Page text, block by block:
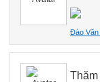
Đào Văn